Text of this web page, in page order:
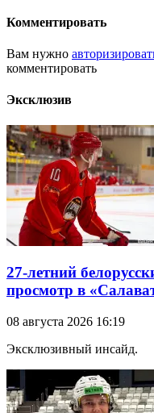
Комментировать
Вам нужно
комментировать
Эксклюзив
27-летний
просмотр в
08 августа 2026 16:19
Эксклюзивный инсайд.